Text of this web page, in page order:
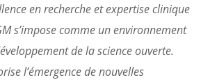
en recherche et expertise clinique
s’impose comme un environnement
de la science ouverte.
l’émergence de nouvelles